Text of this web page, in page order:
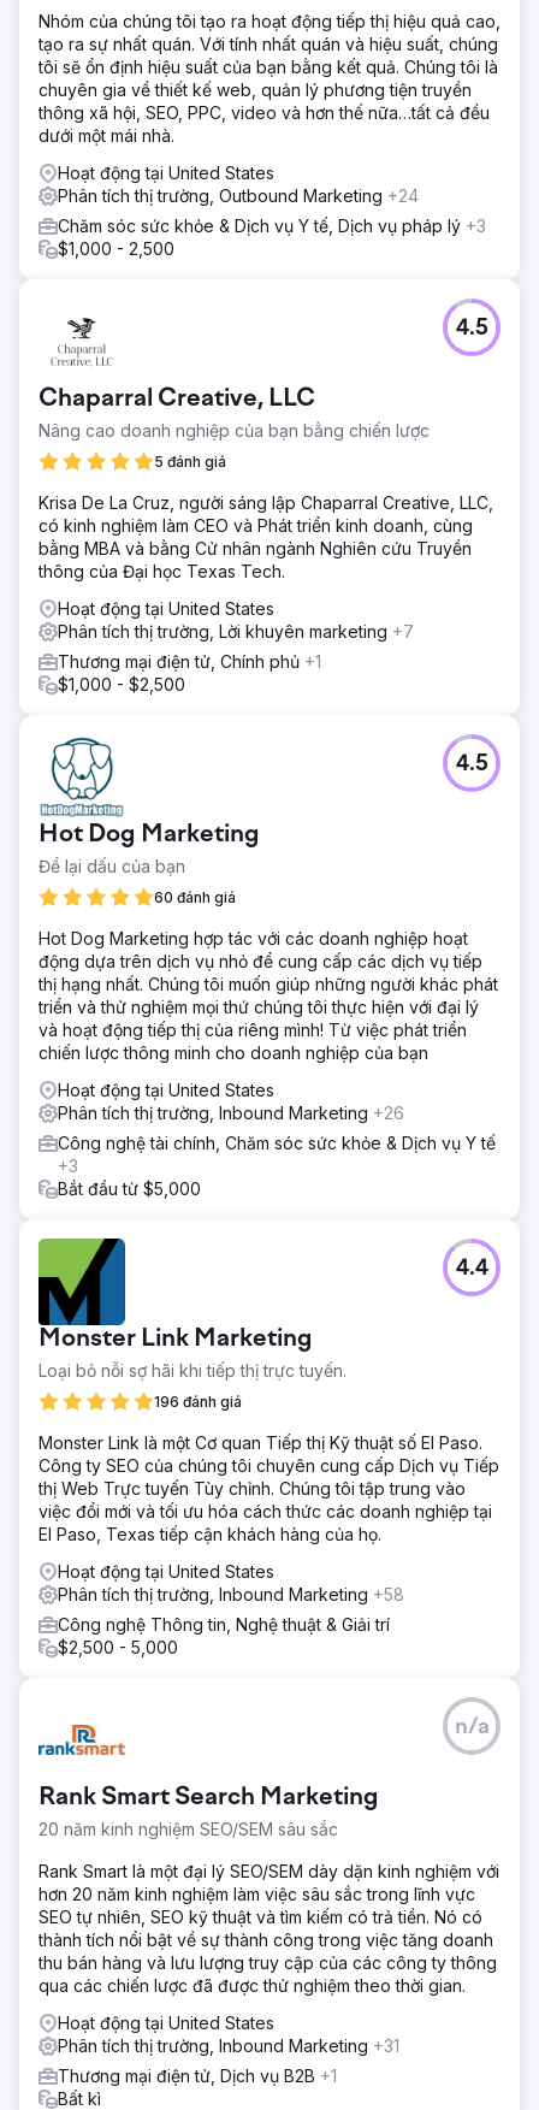
Nhóm của chúng tôi tạo ra hoạt động tiếp thị hiệu quả cao,
tạo ra sự nhất quán. Với tính nhất quán và hiệu suất, chúng
tôi sẽ ổn định hiệu suất của bạn bằng kết quả. Chúng tôi là
chuyên gia về thiết kế web, quản lý phương tiện truyền
thông xã hội, SEO, PPC, video và hơn thế nữa…tất cả đều
dưới một mái nhà.
Hoạt động tại United States
Phân tích thị trường, Outbound Marketing +24
Chăm sóc sức khỏe & Dịch vụ Y tế, Dịch vụ pháp lý +3
$1,000 - 2,500
Chaparral Creative, LLC
Nâng cao doanh nghiệp của bạn bằng chiến lược
5 đánh giá
4.5
Krisa De La Cruz, người sáng lập Chaparral Creative, LLC,
có kinh nghiệm làm CEO và Phát triển kinh doanh, cùng
bằng MBA và bằng Cử nhân ngành Nghiên cứu Truyền
thông của Đại học Texas Tech.
Hoạt động tại United States
Phân tích thị trường, Lời khuyên marketing +7
Thương mại điện tử, Chính phủ +1
$1,000 - $2,500
Hot Dog Marketing
Để lại dấu của bạn
60 đánh giá
4.5
Hot Dog Marketing hợp tác với các doanh nghiệp hoạt
động dựa trên dịch vụ nhỏ để cung cấp các dịch vụ tiếp
thị hạng nhất. Chúng tôi muốn giúp những người khác phát
triển và thử nghiệm mọi thứ chúng tôi thực hiện với đại lý
và hoạt động tiếp thị của riêng mình! Từ việc phát triển
chiến lược thông minh cho doanh nghiệp của bạn
Hoạt động tại United States
Phân tích thị trường, Inbound Marketing +26
Công nghệ tài chính, Chăm sóc sức khỏe & Dịch vụ Y tế
+3
Bắt đầu từ $5,000
Monster Link Marketing
Loại bỏ nỗi sợ hãi khi tiếp thị trực tuyến.
196 đánh giá
4.4
Monster Link là một Cơ quan Tiếp thị Kỹ thuật số El Paso.
Công ty SEO của chúng tôi chuyên cung cấp Dịch vụ Tiếp
thị Web Trực tuyến Tùy chỉnh. Chúng tôi tập trung vào
việc đổi mới và tối ưu hóa cách thức các doanh nghiệp tại
El Paso, Texas tiếp cận khách hàng của họ.
Hoạt động tại United States
Phân tích thị trường, Inbound Marketing +58
Công nghệ Thông tin, Nghệ thuật & Giải trí
$2,500 - 5,000
Rank Smart Search Marketing
20 năm kinh nghiệm SEO/SEM sâu sắc
n/a
Rank Smart là một đại lý SEO/SEM dày dặn kinh nghiệm với
hơn 20 năm kinh nghiệm làm việc sâu sắc trong lĩnh vực
SEO tự nhiên, SEO kỹ thuật và tìm kiếm có trả tiền. Nó có
thành tích nổi bật về sự thành công trong việc tăng doanh
thu bán hàng và lưu lượng truy cập của các công ty thông
qua các chiến lược đã được thử nghiệm theo thời gian.
Hoạt động tại United States
Phân tích thị trường, Inbound Marketing +31
Thương mại điện tử, Dịch vụ B2B +1
Bất kì